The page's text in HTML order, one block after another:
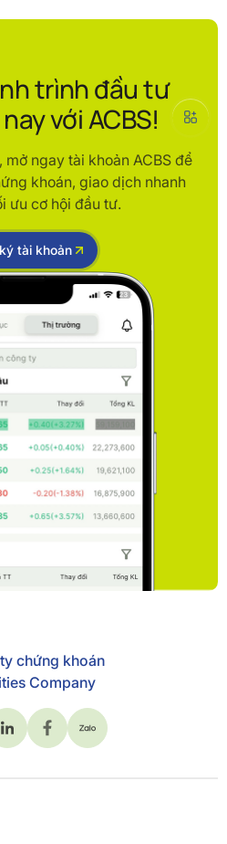
trình đầu tư
với ACBS!
ngay tài khoản ACBS để
khoán, giao dịch nhanh
ưu cơ hội đầu tư.
tài khoản
chứng khoán
Company